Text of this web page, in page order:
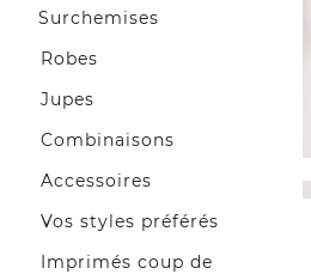
Surchemises
Robes
Jupes
Combinaisons
Accessoires
Vos styles préférés
Imprimés coup de